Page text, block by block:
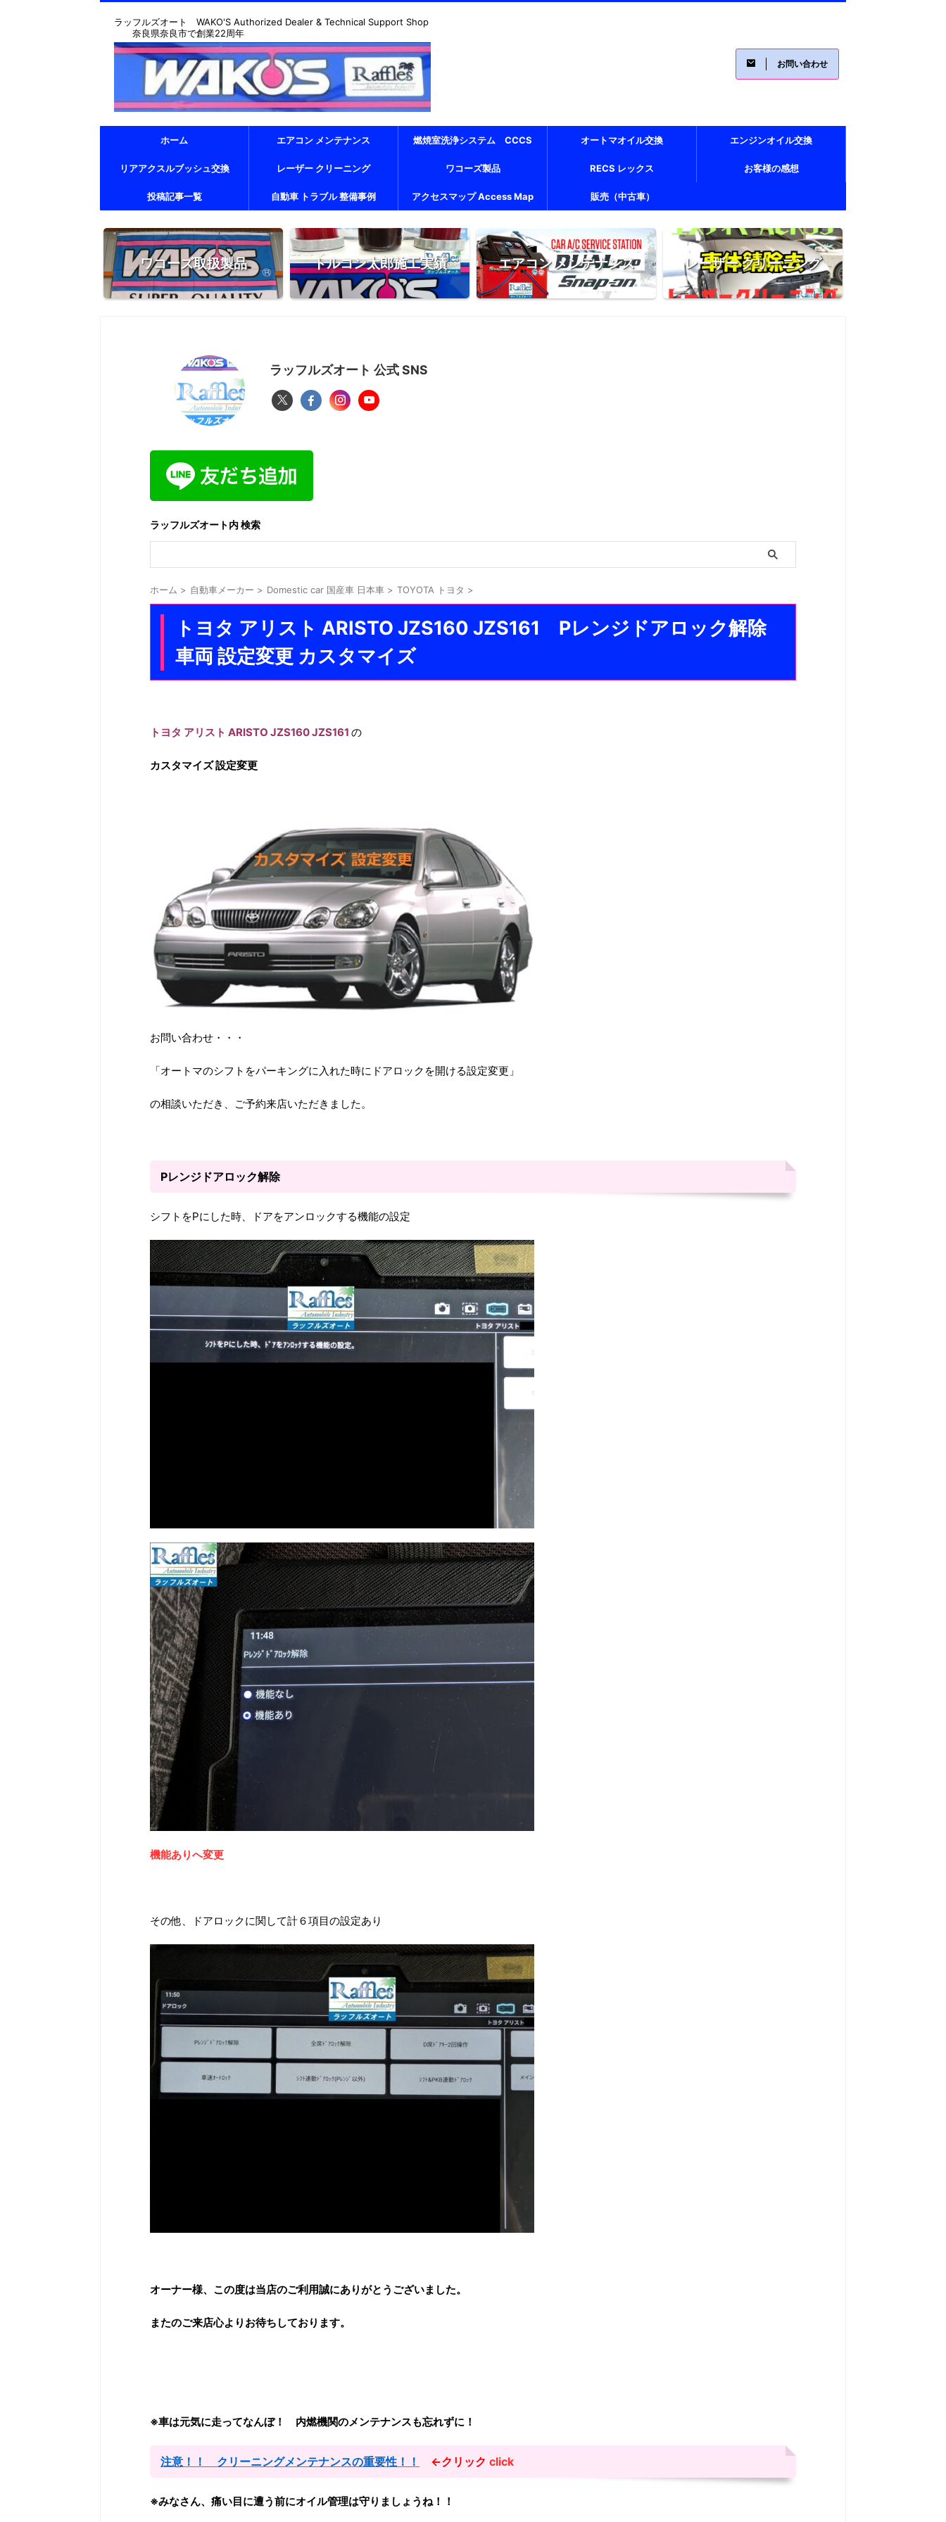
ラッフルズオート WAKO'S Authorized Dealer & Technical Support Shop
奈良県奈良市で創業22周年
お問い合わせ
ホーム エアコン メンテナンス 燃焼室洗浄システム CCCS オートマオイル交換 エンジンオイル交換
リアアクスルブッシュ交換 レーザー クリーニング ワコーズ製品 RECS レックス お客様の感想
投稿記事一覧 自動車 トラブル 整備事例 アクセスマップ Access Map 販売（中古車）
ワコーズ取扱製品 トルコン太郎施工実績 エアコン メンテナンス レーザー クリーニング
ラッフルズオート 公式 SNS
ラッフルズオート内 検索
ホーム > 自動車メーカー > Domestic car 国産車 日本車 > TOYOTA トヨタ >
トヨタ アリスト ARISTO JZS160 JZS161 Pレンジドアロック解除
車両 設定変更 カスタマイズ
トヨタ アリスト ARISTO JZS160 JZS161 の
カスタマイズ 設定変更
お問い合わせ・・・
「オートマのシフトをパーキングに入れた時にドアロックを開ける設定変更」
の相談いただき、ご予約来店いただきました。
Pレンジドアロック解除
シフトをPにした時、ドアをアンロックする機能の設定
機能ありへ変更
その他、ドアロックに関して計６項目の設定あり
オーナー様、この度は当店のご利用誠にありがとうございました。
またのご来店心よりお待ちしております。
※車は元気に走ってなんぼ！ 内燃機関のメンテナンスも忘れずに！
注意！！ クリーニングメンテナンスの重要性！！ ←クリック click
※みなさん、痛い目に遭う前にオイル管理は守りましょうね！！